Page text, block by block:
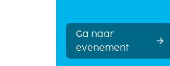
Ga naar
evenement